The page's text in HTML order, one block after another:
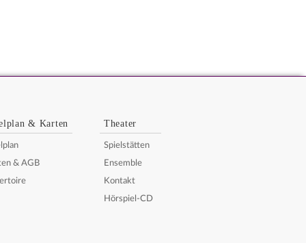
& Karten
& AGB
Theater
Spielstätten
Ensemble
Kontakt
Hörspiel-CD